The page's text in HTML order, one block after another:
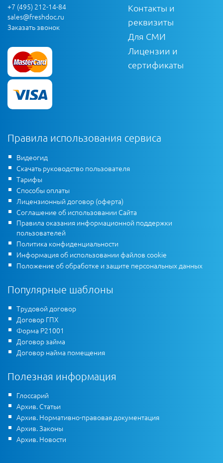
+7 (495) 212-14-84
sales@freshdoc.ru
Заказать звонок
Контакты и
реквизиты
Для СМИ
Лицензии и
сертификаты
Правила использования сервиса
Видеогид
Скачать руководство пользователя
Тарифы
Способы оплаты
Лицензионный договор (оферта)
Соглашение об использовании Сайта
Правила оказания информационной поддержки
пользователей
Политика конфиденциальности
Информация об использовании файлов cookie
Положение об обработке и защите персональных данных
Популярные шаблоны
Трудовой договор
Договор ГПХ
Форма Р21001
Договор займа
Договор найма помещения
Полезная информация
Глоссарий
Архив. Статьи
Архив. Нормативно-правовая документация
Архив. Законы
Архив. Новости